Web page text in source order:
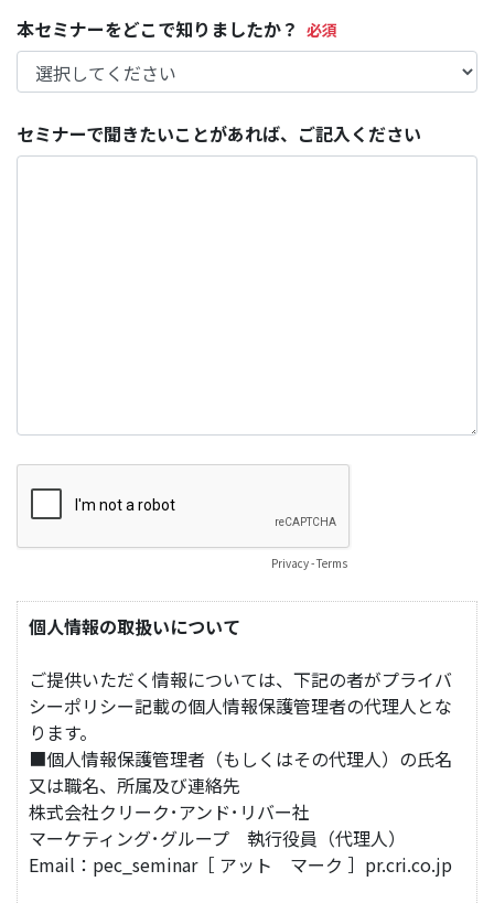
本セミナーをどこで知りましたか？
セミナーで聞きたいことがあれば、ご記入ください
Privacy-Terms
個人情報の取扱いについて
ご提供いただく情報については、下記の者がプライバ
シーポリシー記載の個人情報保護管理者の代理人とな
ります。
■個人情報保護管理者（もしくはその代理人）の氏名
又は職名、所属及び連絡先
株式会社クリーク･アンド･リバー社
マーケティング･グループ 執行役員（代理人）
Email：pec_seminar［ アット マーク ］pr.cri.co.jp